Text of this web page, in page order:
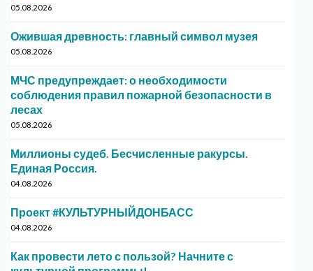
05.08.2026
Ожившая древность: главный символ музея
05.08.2026
МЧС предупреждает: о необходимости
соблюдения правил пожарной безопасности в
лесах
05.08.2026
Миллионы судеб. Бесчисленные ракурсы.
Единая Россия.
04.08.2026
Проект #КУЛЬТУРНЫЙДОНБАСС
04.08.2026
Как провести лето с пользой? Начните с